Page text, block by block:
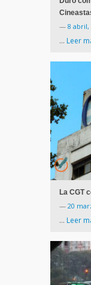
— 8 abril,
… Leer
La CGT
— 20
… Leer